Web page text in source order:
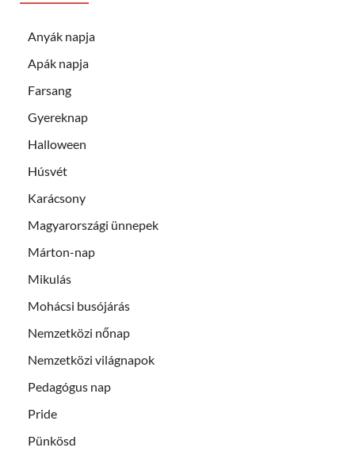
Anyák napja
Apák napja
Farsang
Gyereknap
Halloween
Húsvét
Karácsony
Magyarországi ünnepek
Márton-nap
Mikulás
Mohácsi busójárás
Nemzetközi nőnap
Nemzetközi világnapok
Pedagógus nap
Pride
Pünkösd